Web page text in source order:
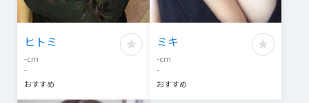
ヒトミ
-cm
-
おすすめ
ミキ
-cm
-
おすすめ